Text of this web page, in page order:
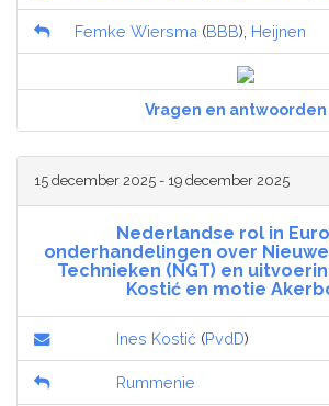
Femke Wiersma (BBB), Heijnen
Vragen en antwoorden
15 december 2025 - 19 december 2025
Nederlandse rol in
onderhandelingen over
Technieken (NGT) en
Kostić en motie
Ines Kostić (PvdD)
Rummenie